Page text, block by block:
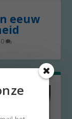
eeuw
0